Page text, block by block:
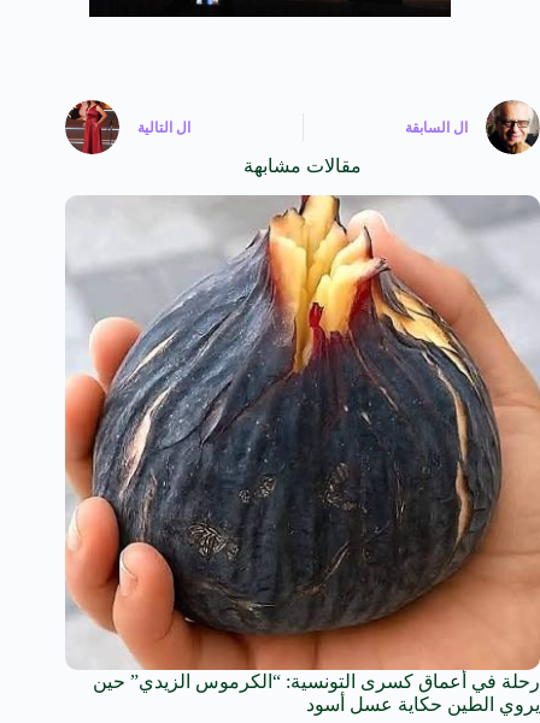
ال السابقة ال التالية
مقالات مشابهة
رحلة في أعماق كسرى التونسية: “الكرموس الزيدي” حين
يروي الطين حكاية عسل أسود